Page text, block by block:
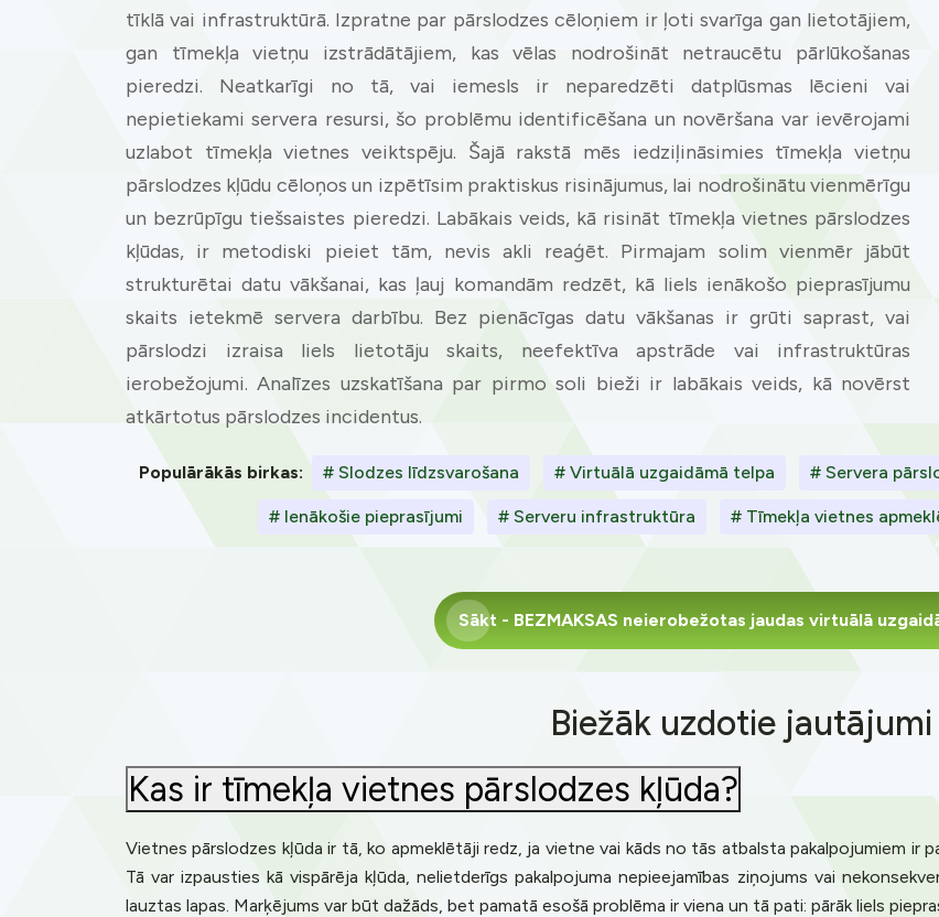
tīklā vai infrastruktūrā. Izpratne par pārslodzes cēloņiem ir ļoti svarīga gan lietotājiem,
gan tīmekļa vietņu izstrādātājiem, kas vēlas nodrošināt netraucētu pārlūkošanas
pieredzi. Neatkarīgi no tā, vai iemesls ir neparedzēti datplūsmas lēcieni vai
nepietiekami servera resursi, šo problēmu identificēšana un novēršana var ievērojami
uzlabot tīmekļa vietnes veiktspēju. Šajā rakstā mēs iedziļināsimies tīmekļa vietņu
pārslodzes kļūdu cēloņos un izpētīsim praktiskus risinājumus, lai nodrošinātu vienmērīgu
un bezrūpīgu tiešsaistes pieredzi. Labākais veids, kā risināt tīmekļa vietnes pārslodzes
kļūdas, ir metodiski pieiet tām, nevis akli reaģēt. Pirmajam solim vienmēr jābūt
strukturētai datu vākšanai, kas ļauj komandām redzēt, kā liels ienākošo pieprasījumu
skaits ietekmē servera darbību. Bez pienācīgas datu vākšanas ir grūti saprast, vai
pārslodzi izraisa liels lietotāju skaits, neefektīva apstrāde vai infrastruktūras
ierobežojumi. Analīzes uzskatīšana par pirmo soli bieži ir labākais veids, kā novērst
atkārtotus pārslodzes incidentus.
Populārākās birkas: # Slodzes līdzsvarošana # Virtuālā uzgaidāmā telpa # Servera
# Ienākošie pieprasījumi # Serveru infrastruktūra # Tīmekļa vietnes
Sākt - BEZMAKSAS neierobežotas jaudas virtuālā
Biežāk uzdotie jautājumi
Kas ir tīmekļa vietnes pārslodzes kļūda?
Vietnes pārslodzes kļūda ir tā, ko apmeklētāji redz, ja vietne vai kāds no tās atbalsta pakalpojumiem ir
Tā var izpausties kā vispārēja kļūda, nelietderīgs pakalpojuma nepieejamības ziņojums vai
lauztas lapas. Marķējums var būt dažāds, bet pamatā esošā problēma ir viena un tā pati: pārāk liels